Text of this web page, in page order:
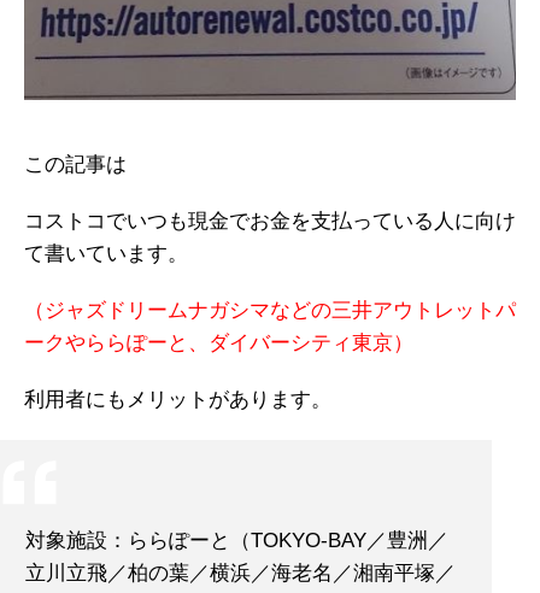
この記事は
コストコでいつも現金でお金を支払っている人に向け
て書いています。
（ジャズドリームナガシマなどの三井アウトレットパ
ークやららぽーと、ダイバーシティ東京）
利用者にもメリットがあります。
対象施設：ららぽーと（TOKYO-BAY／豊洲／
立川立飛／柏の葉／横浜／海老名／湘南平塚／